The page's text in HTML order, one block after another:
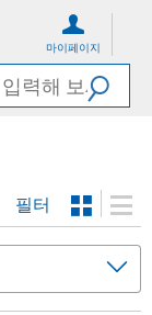
마이페이지
필터